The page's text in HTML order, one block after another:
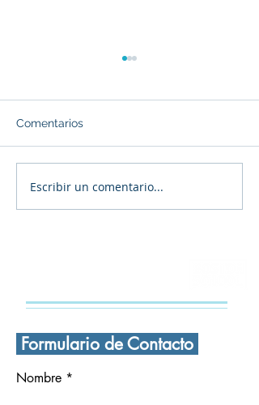
🎄 ¡FELIZ navidad a
todas y todos! 🎄
Comentarios
Escribir un comentario...
Formulario de Contacto
Nombre